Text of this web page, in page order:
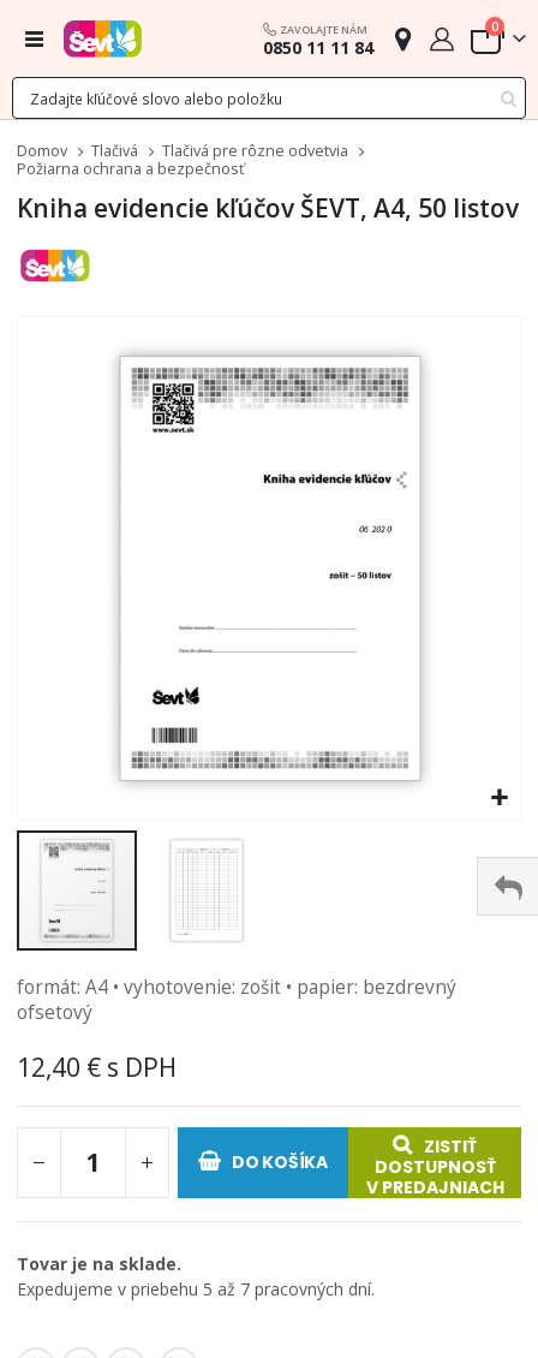
Menu ZAVOLAJTE NÁM
0850 11 11 84 Cart
0
Domov Tlačivá
Tlačivá pre rôzne odvetvia
Požiarna ochrana a bezpečnosť
Kniha evidencie kľúčov ŠEVT, A4, 50 listov
na
začiatok
obrázkov
formát: A4 • vyhotovenie: zošit • papier: bezdrevný
ofsetový
12,40 €
DO KOŠÍKA
ZISTIŤ
DOSTUPNOSŤ
V PREDAJNIACH
Tovar je na sklade.
Expedujeme v priebehu 5 až 7 pracovných dní.